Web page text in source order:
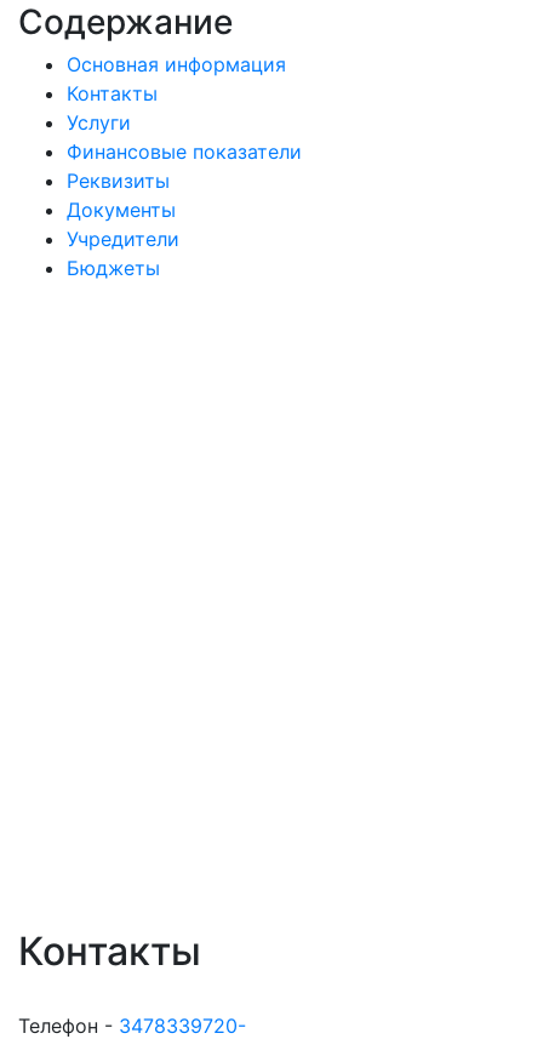
Содержание
Основная информация
Контакты
Услуги
Финансовые показатели
Реквизиты
Документы
Учредители
Бюджеты
Контакты
Телефон - 3478339720-